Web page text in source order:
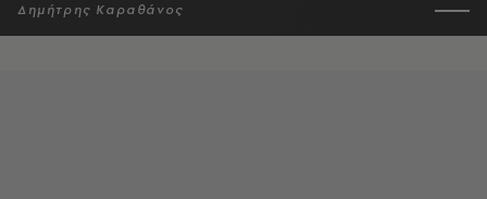
Δημήτρης Καραθάνος